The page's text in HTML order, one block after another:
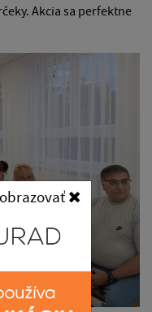
Akcia sa perfektne